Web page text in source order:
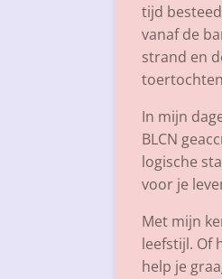
tijd
vanaf de
strand en
In mijn
BLCN
logische
voor je
Met mijn
leefstijl. Of
help je